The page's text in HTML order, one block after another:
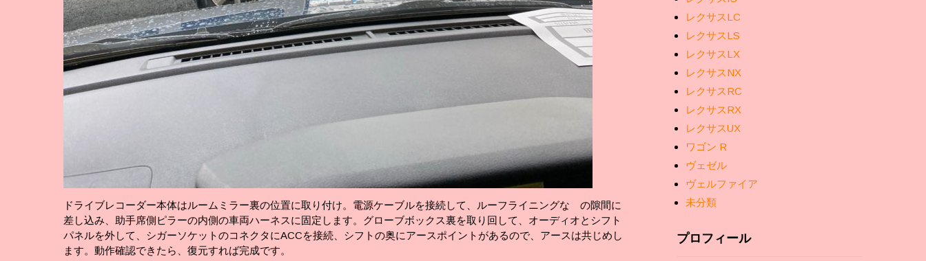
ドライブレコーダー本体はルームミラー裏の位置に取り付け。電源ケーブルを接続して、ルーフライニングな の隙間に
差し込み、助手席側ピラーの内側の車両ハーネスに固定します。グローブボックス裏を取り回して、オーディオとシフト
パネルを外して、シガーソケットのコネクタにACCを接続、シフトの奥にアースポイントがあるので、アースは共じめし
ます。動作確認できたら、復元すれば完成です。
レクサスLC
レクサスLS
レクサスLX
レクサスNX
レクサスRC
レクサスRX
レクサスUX
ワゴン R
ヴェゼル
ヴェルファイア
未分類
プロフィール